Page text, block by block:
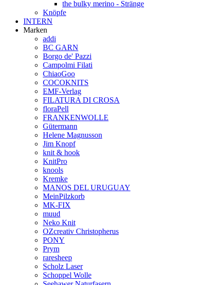
the bulky merino - Stränge
Knöpfe
INTERN
Marken
addi
BC GARN
Borgo de' Pazzi
Campolmi Filati
ChiaoGoo
COCOKNITS
EMF-Verlag
FILATURA DI CROSA
floraPell
FRANKENWOLLE
Gütermann
Helene Magnusson
Jim Knopf
knit & hook
KnitPro
knools
Kremke
MANOS DEL URUGUAY
MeinPilzkorb
MK-FIX
muud
Neko Knit
OZcreativ Christopherus
PONY
Prym
raresheep
Scholz Laser
Schoppel Wolle